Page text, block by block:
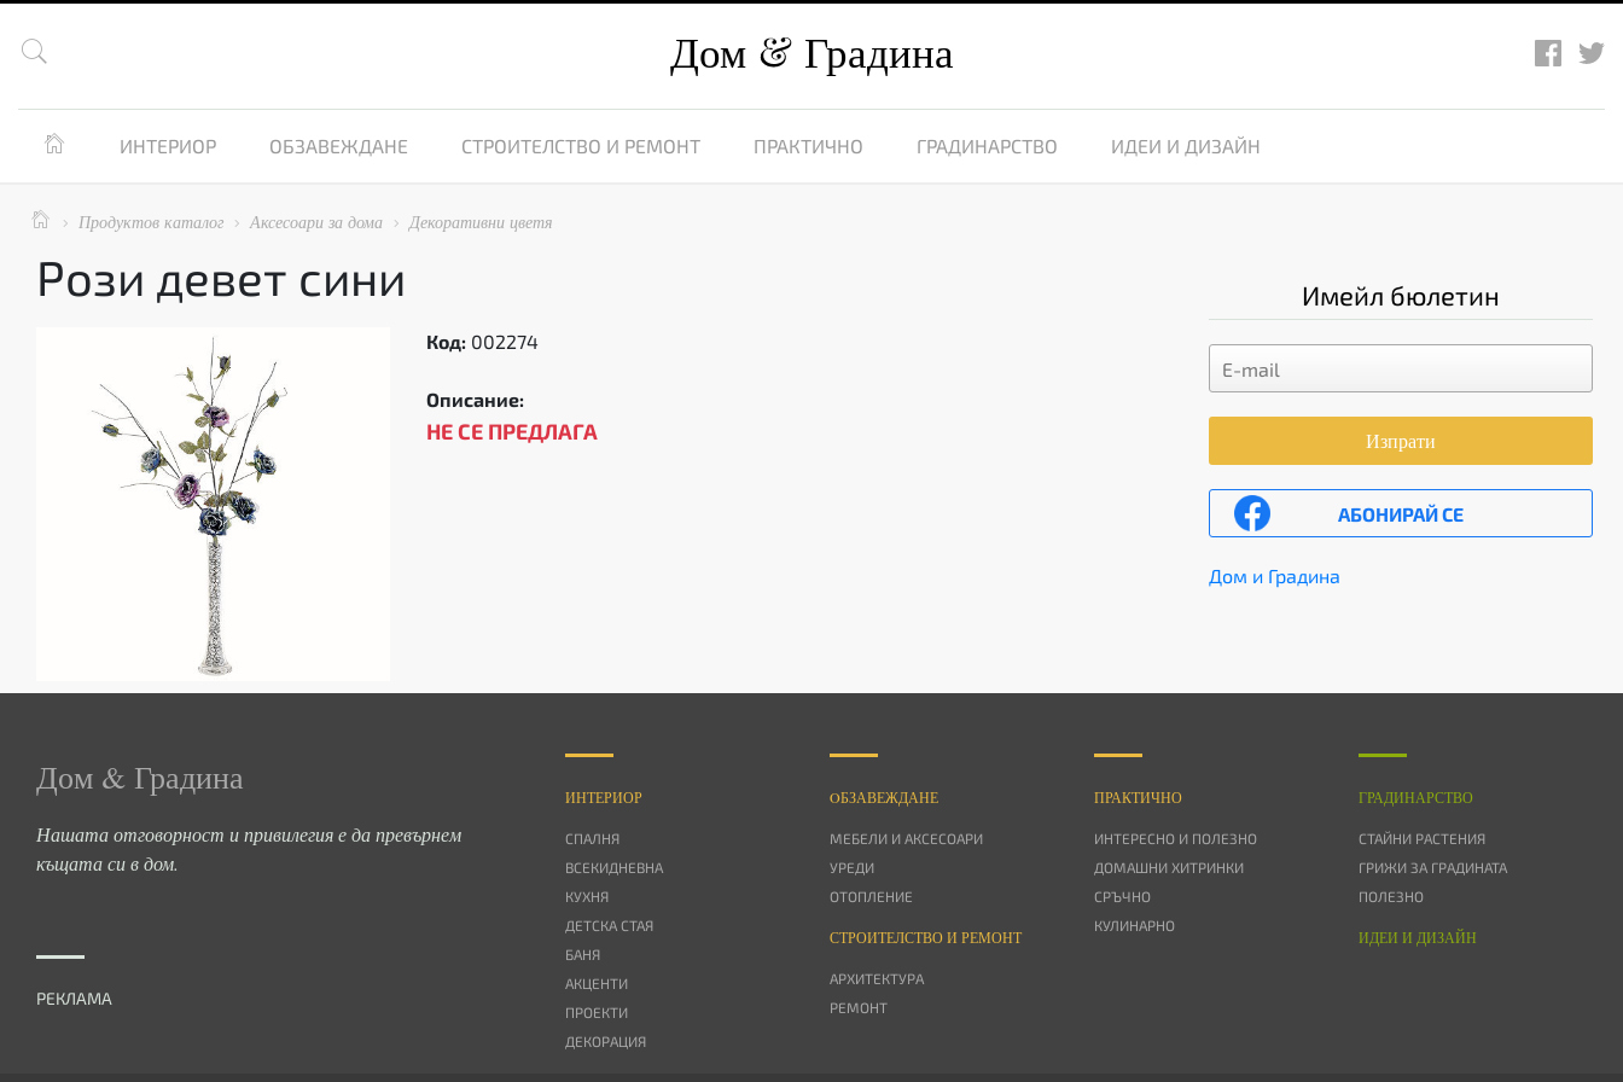
 Дом Градина
 ИНТЕРИОР ОБЗАВЕЖДАНЕ СТРОИТЕЛСТВО И РЕМОНТ ПРАКТИЧНО ГРАДИНАРСТВО ИДЕИ И ДИЗАЙН
  Продуктов каталог  Аксесоари за дома  Декоративни цветя
Рози девет сини
Код: 002274
Описание:
НЕ СЕ ПРЕДЛАГА
Имейл бюлетин
Изпрати
АБОНИРАЙ СЕ
Дом и Градина
Дом & Градина
Нашата отговорност и привилегия е да превърнем
къщата си в дом.
РЕКЛАМА
ИНТЕРИОР
СПАЛНЯ
ВСЕКИДНЕВНА
КУХНЯ
ДЕТСКА СТАЯ
БАНЯ
АКЦЕНТИ
ПРОЕКТИ
ДЕКОРАЦИЯ
OБЗАВЕЖДАНЕ
МЕБЕЛИ И АКСЕСОАРИ
УРЕДИ
ОТОПЛЕНИЕ
СТРОИТЕЛСТВО И РЕМОНТ
АРХИТЕКТУРА
РЕМОНТ
ПРАКТИЧНО
ИНТЕРЕСНО И ПОЛЕЗНО
ДОМАШНИ ХИТРИНКИ
СРЪЧНО
КУЛИНАРНО
ГРАДИНАРСТВО
СТАЙНИ РАСТЕНИЯ
ГРИЖИ ЗА ГРАДИНАТА
ПОЛЕЗНО
ИДЕИ И ДИЗАЙН